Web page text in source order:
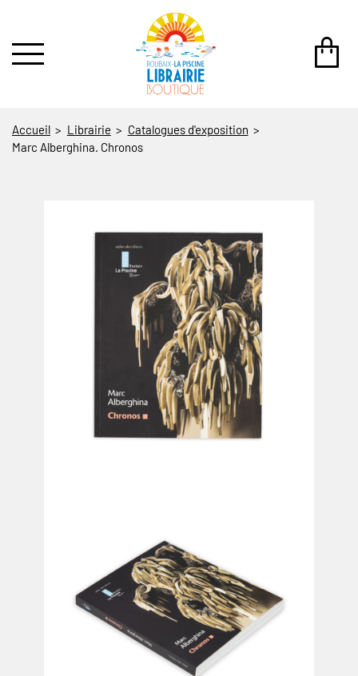
Accueil Librairie
Catalogues d'exposition
Marc Alberghina. Chronos